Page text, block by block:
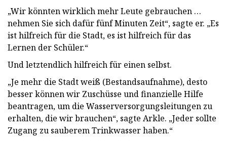
„Wir könnten wirklich mehr Leute gebrauchen …
nehmen Sie sich dafür fünf Minuten Zeit“, sagte er. „Es
ist hilfreich für die Stadt, es ist hilfreich für das
Lernen der Schüler.“
Und letztendlich hilfreich für einen selbst.
„Je mehr die Stadt weiß (Bestandsaufnahme), desto
besser können wir Zuschüsse und finanzielle Hilfe
beantragen, um die Wasserversorgungsleitungen zu
erhalten, die wir brauchen“, sagte Arkle. „Jeder sollte
Zugang zu sauberem Trinkwasser haben.“